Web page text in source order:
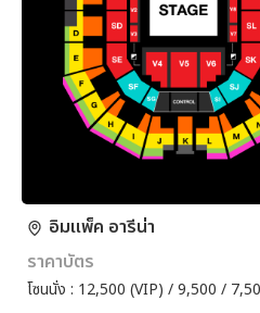
อิมแพ็ค อารีน่า
ราคาบัตร
โซนนั่ง : 12,500 (VIP) / 9,500 /